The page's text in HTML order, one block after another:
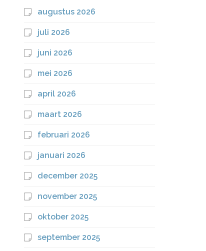
augustus 2026
juli 2026
juni 2026
mei 2026
april 2026
maart 2026
februari 2026
januari 2026
december 2025
november 2025
oktober 2025
september 2025